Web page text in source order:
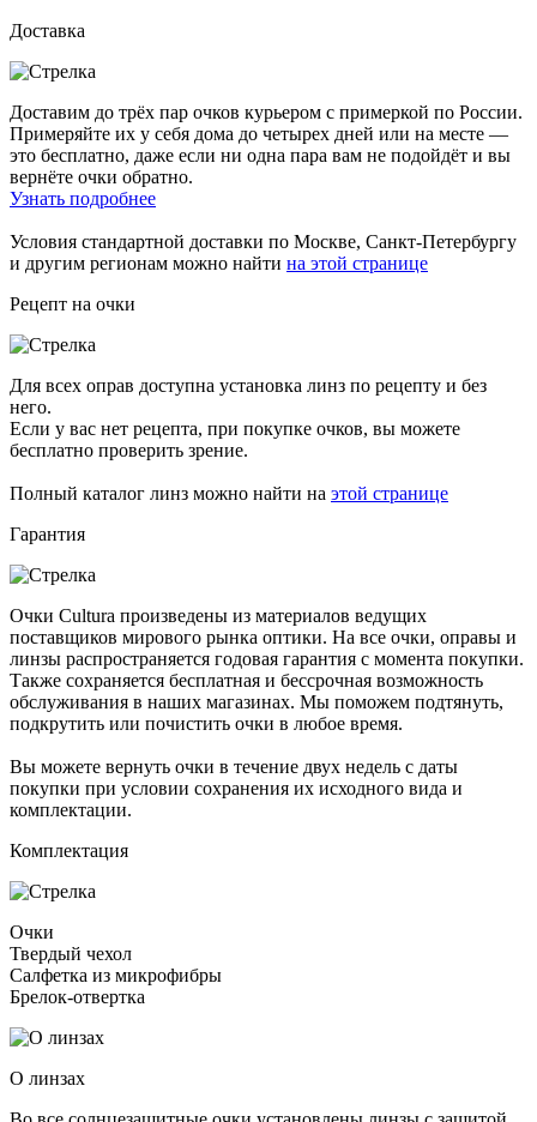
Доставка
Доставим до трёх пар очков курьером с примеркой по России.
Примеряйте их у себя дома до четырех дней или на месте —
это бесплатно, даже если ни одна пара вам не подойдёт и вы
вернёте очки обратно.
Узнать подробнее
Условия стандартной доставки по Москве, Санкт-Петербургу
и другим регионам можно найти на этой странице
Рецепт на очки
Для всех оправ доступна установка линз по рецепту и без
него.
Если у вас нет рецепта, при покупке очков, вы можете
бесплатно проверить зрение.
Полный каталог линз можно найти на этой странице
Гарантия
Очки Cultura произведены из материалов ведущих
поставщиков мирового рынка оптики. На все очки, оправы и
линзы распространяется годовая гарантия с момента покупки.
Также сохраняется бесплатная и бессрочная возможность
обслуживания в наших магазинах. Мы поможем подтянуть,
подкрутить или почистить очки в любое время.
Вы можете вернуть очки в течение двух недель с даты
покупки при условии сохранения их исходного вида и
комплектации.
Комплектация
Очки
Твердый чехол
Салфетка из микрофибры
Брелок-отвертка
О линзах